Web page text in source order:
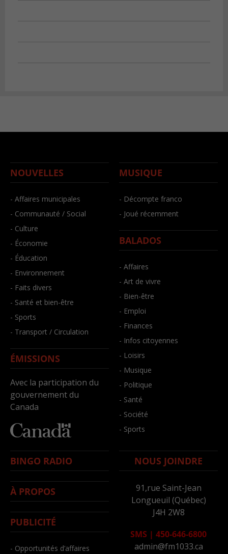
NOUVELLES
- Affaires municipales
- Communauté / Social
- Culture
- Économie
- Éducation
- Environnement
- Faits divers
- Santé et bien-être
- Sports
- Transport / Circulation
ÉMISSIONS
Avec la participation du
gouvernement du
Canada
MUSIQUE
- Décompte franco
- Joué récemment
BALADOS
- Affaires
- Art de vivre
- Bien-être
- Emploi
- Finances
- Infos citoyennes
- Loisirs
- Musique
- Politique
- Santé
- Société
- Sports
BINGO RADIO
À PROPOS
PUBLICITÉ
- Opportunités d’affaires
NOUS JOINDRE
91,rue Saint-Jean
Longueuil (Québec)
J4H 2W8
SMS | 450-646-6800
admin@fm1033.ca